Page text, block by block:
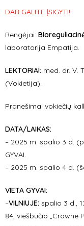
DAR GALITE ĮSIGYTI!
Rengėjai:
laboratorija Empatija.
LEKTORIAI: med. dr. V.
(Vokietija).
Pranešimai vokiečių
DATA/LAIKAS:
– 2025 m. spalio 3 d.
GYVAI.
– 2025 m. spalio 4 d.
VIETA GYVAI:
–VILNIUJE: spalio 3 d.,
84, viešbučio „Crowne